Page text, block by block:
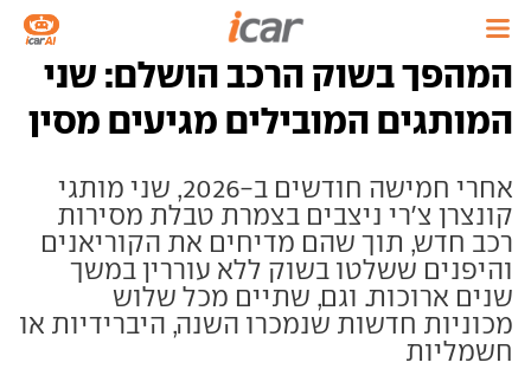
המהפך בשוק הרכב הושלם: שני
המותגים המובילים מגיעים מסין
אחרי חמישה חודשים ב-2026, שני מותגי
קונצרן צ'רי ניצבים בצמרת טבלת מסירות
רכב חדש, תוך שהם מדיחים את הקוריאנים
והיפנים ששלטו בשוק ללא עוררין במשך
שנים ארוכות. וגם, שתיים מכל שלוש
מכוניות חדשות שנמכרו השנה, היברידיות או
חשמליות